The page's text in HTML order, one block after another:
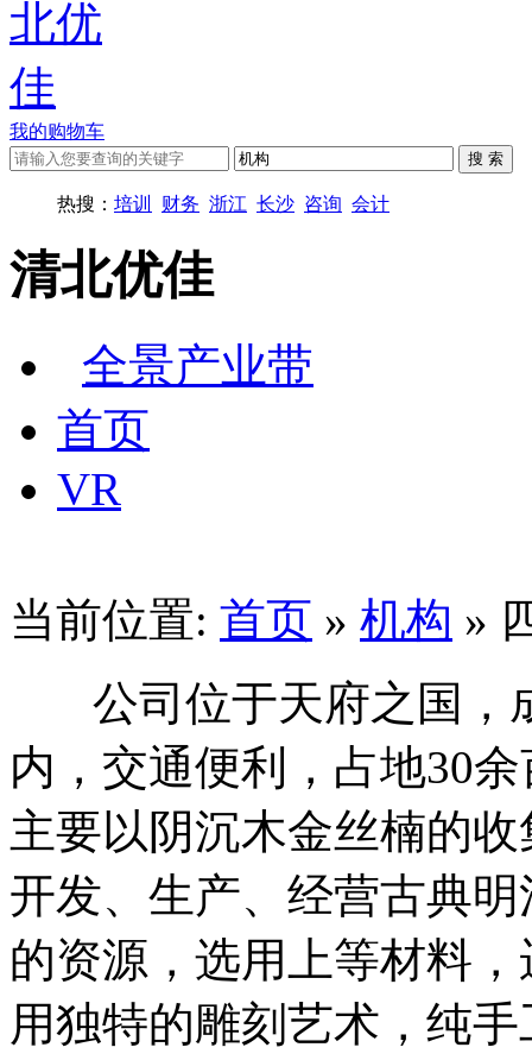
我的购物车
热搜： 培训 财务 浙江 长沙 咨询 会计
清北优佳
全景产业带
首页
VR
当前位置: 首页 » 机构 »
公司位于天府之国，
内，交通便利，占地30
主要以阴沉木金丝楠的
开发、生产、经营古典
的资源，选用上等材料
用独特的雕刻艺术，纯